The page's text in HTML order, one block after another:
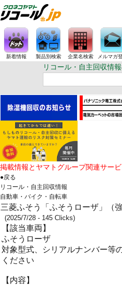
新着情報 製品別検索 企業名検索 メルマガ
リコール・自主回収情
掲載情報とヤマトグループ関連サー
●戻る
リコール・自主回収情報
自動車・バイク・自転車
三菱ふそう「ふそうローザ」（
(2025/7/28 - 145 Clicks)
【該当車両】
ふそうローザ
対象型式、シリアルナンバー等
ください
【内容】